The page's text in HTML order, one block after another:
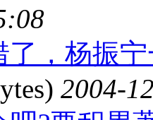
了，杨振
2004-